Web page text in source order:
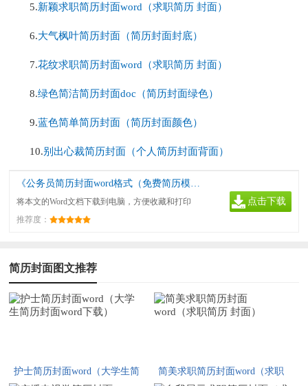
5.新颖求职简历封面word（求职简历 封面）
6.大气枫叶简历封面（简历封面封底）
7.花纹求职简历封面word（求职简历 封面）
8.绿色简洁简历封面doc（简历封面绿色）
9.蓝色简单简历封面（简历封面颜色）
10.别出心裁简历封面（个人简历封面背面）
将本文的Word文档下载到电脑，方便收藏和打印
推荐度：
点击下载
简历封面图文推荐
护士简历封面word（大学生简
简美求职简历封面word（求职